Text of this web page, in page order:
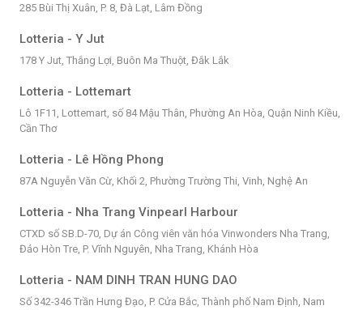
285 Bùi Thị Xuân, P. 8, Đà Lạt, Lâm Đồng
Lotteria - Y Jut
178 Y Jut, Thắng Lợi, Buôn Ma Thuột, Đắk Lắk
Lotteria - Lottemart
Lô 1F11, Lottemart, số 84 Mậu Thân, Phường An Hòa, Quận Ninh Kiều,
Cần Thơ
Lotteria - Lê Hồng Phong
87A Nguyễn Văn Cừ, Khối 2, Phường Trường Thi, Vinh, Nghệ An
Lotteria - Nha Trang Vinpearl Harbour
CTXD số SB.D-70, Dự án Công viên văn hóa Vinwonders Nha Trang,
Đảo Hòn Tre, P. Vĩnh Nguyên, Nha Trang, Khánh Hòa
Lotteria - NAM DINH TRAN HUNG DAO
Số 342-346 Trần Hưng Đạo, P. Cửa Bắc, Thành phố Nam Định, Nam